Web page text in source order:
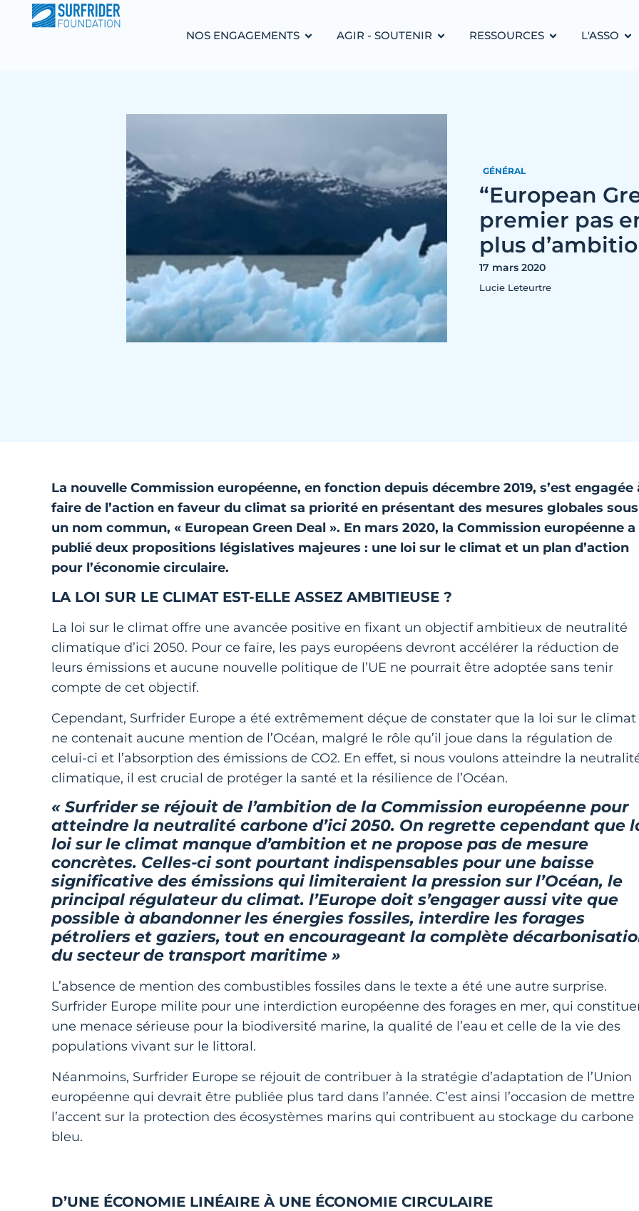
NOS ENGAGEMENTS AGIR - SOUTENIR RESSOURCES L'ASSO
GÉNÉRAL
“European
premier pas
plus
17 mars 2020
Lucie Leteurtre
La nouvelle Commission européenne, en fonction depuis décembre 2019, s’est engagée
faire de l’action en faveur du climat sa priorité en présentant des mesures globales sous
un nom commun, « European Green Deal ». En mars 2020, la Commission européenne a
publié deux propositions législatives majeures : une loi sur le climat et un plan d’action
pour l’économie circulaire.
LA LOI SUR LE CLIMAT EST-ELLE ASSEZ AMBITIEUSE ?
La loi sur le climat offre une avancée positive en fixant un objectif ambitieux de neutralité
climatique d’ici 2050. Pour ce faire, les pays européens devront accélérer la réduction de
leurs émissions et aucune nouvelle politique de l’UE ne pourrait être adoptée sans tenir
compte de cet objectif.
Cependant, Surfrider Europe a été extrêmement déçue de constater que la loi sur le climat
ne contenait aucune mention de l’Océan, malgré le rôle qu’il joue dans la régulation de
celui-ci et l’absorption des émissions de CO2. En effet, si nous voulons atteindre la
climatique, il est crucial de protéger la santé et la résilience de l’Océan.
« Surfrider se réjouit de l’ambition de la Commission européenne pour
atteindre la neutralité carbone d’ici 2050. On regrette cependant que
loi sur le climat manque d’ambition et ne propose pas de mesure
concrètes. Celles-ci sont pourtant indispensables pour une baisse
significative des émissions qui limiteraient la pression sur l’Océan, le
principal régulateur du climat. l’Europe doit s’engager aussi vite que
possible à abandonner les énergies fossiles, interdire les forages
pétroliers et gaziers, tout en encourageant la complète
du secteur de transport maritime »
L’absence de mention des combustibles fossiles dans le texte a été une autre surprise.
Surfrider Europe milite pour une interdiction européenne des forages en mer, qui
une menace sérieuse pour la biodiversité marine, la qualité de l’eau et celle de la vie des
populations vivant sur le littoral.
Néanmoins, Surfrider Europe se réjouit de contribuer à la stratégie d’adaptation de l’Union
européenne qui devrait être publiée plus tard dans l’année. C’est ainsi l’occasion de mettre
l’accent sur la protection des écosystèmes marins qui contribuent au stockage du carbone
bleu.
D’UNE ÉCONOMIE LINÉAIRE À UNE ÉCONOMIE CIRCULAIRE